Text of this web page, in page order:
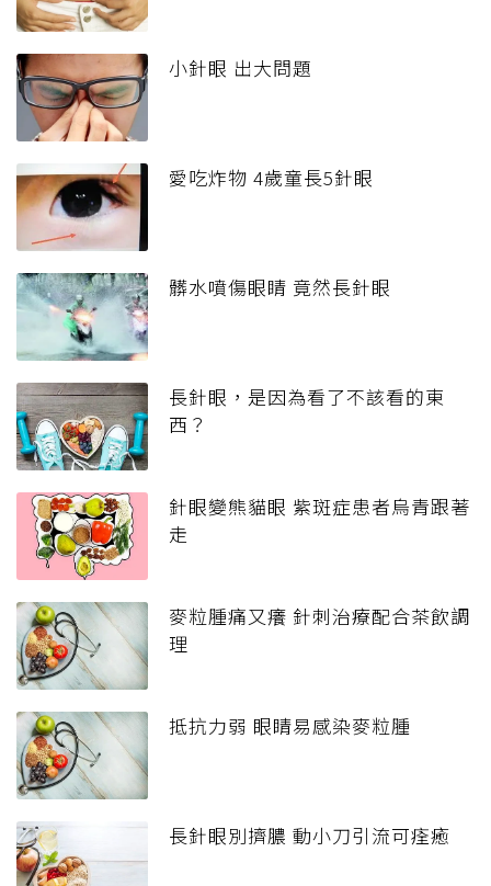
小針眼 出大問題
愛吃炸物 4歲童長5針眼
髒水噴傷眼睛 竟然長針眼
長針眼，是因為看了不該看的東
西？
針眼變熊貓眼 紫斑症患者烏青跟著
走
麥粒腫痛又癢 針刺治療配合茶飲調
理
抵抗力弱 眼睛易感染麥粒腫
長針眼別擠膿 動小刀引流可痊癒